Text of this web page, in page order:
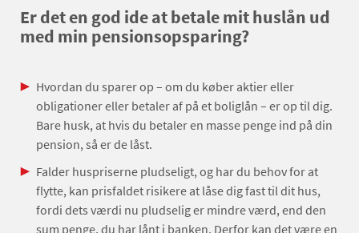
Er det en god ide at betale mit huslån ud
med min pensionsopsparing?
Hvordan du sparer op – om du køber aktier eller
obligationer eller betaler af på et boliglån – er op til dig.
Bare husk, at hvis du betaler en masse penge ind på din
pension, så er de låst.
Falder huspriserne pludseligt, og har du behov for at
flytte, kan prisfaldet risikere at låse dig fast til dit hus,
fordi dets værdi nu pludselig er mindre værd, end den
sum penge, du har lånt i banken. Derfor kan det være en